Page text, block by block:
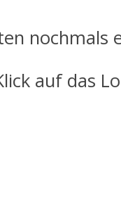
nochmals
auf das